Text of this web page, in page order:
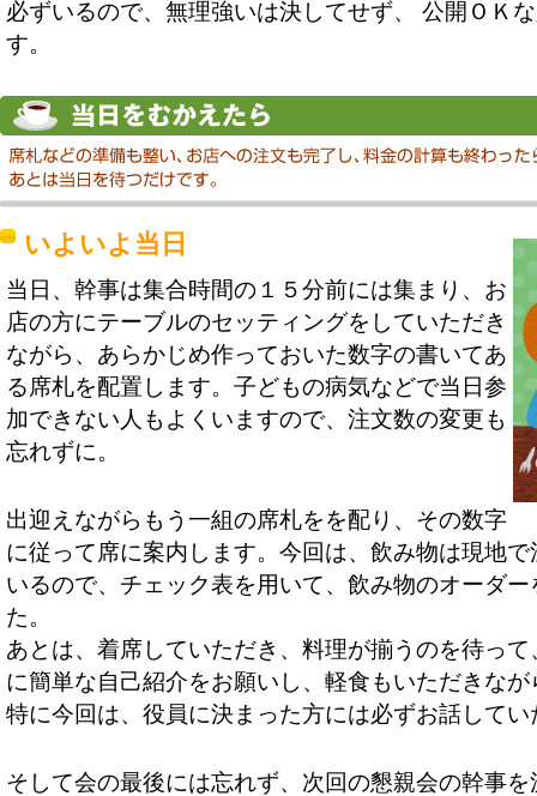
必ずいるので、無理強いは決してせず、 公開ＯＫ
す。
いよいよ当日
当日、幹事は集合時間の１５分前には集まり、お
店の方にテーブルのセッティングをしていただき
ながら、あらかじめ作っておいた数字の書いてあ
る席札を配置します。子どもの病気などで当日参
加できない人もよくいますので、注文数の変更も
忘れずに。
出迎えながらもう一組の席札をを配り、その数字
に従って席に案内します。今回は、飲み物は現地
いるので、チェック表を用いて、飲み物のオーダ
た。
あとは、着席していただき、料理が揃うのを待っ
に簡単な自己紹介をお願いし、軽食もいただきな
特に今回は、役員に決まった方には必ずお話して
そして会の最後には忘れず、次回の懇親会の幹事